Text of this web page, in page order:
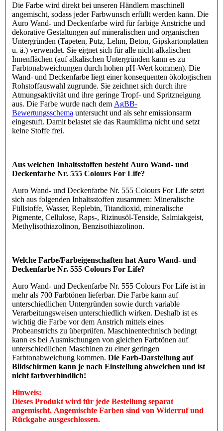
Die Farbe wird direkt bei unseren Händlern maschinell
angemischt, sodass jeder Farbwunsch erfüllt werden kann. Die
Auro Wand- und Deckenfarbe wird für farbige Anstriche und
dekorative Gestaltungen auf mineralischen und organischen
Untergründen (Tapeten, Putz, Lehm, Beton, Gipskartonplatten
u. ä.) verwendet. Sie eignet sich für alle nicht-alkalischen
Innenflächen (auf alkalischen Untergründen kann es zu
Farbtonabweichungen durch hohen pH-Wert kommen). Die
Wand- und Deckenfarbe liegt einer konsequenten ökologischen
Rohstoffauswahl zugrunde. Sie zeichnet sich durch ihre
Atmungsaktivität und ihre geringe Tropf- und Spritzneigung
aus. Die Farbe wurde nach dem AgBB-
Bewertungsschema untersucht und als sehr emissionsarm
eingestuft. Damit belastet sie das Raumklima nicht und setzt
keine Stoffe frei.
Aus welchen Inhaltsstoffen besteht Auro Wand- und
Deckenfarbe Nr. 555 Colours For Life?
Auro Wand- und Deckenfarbe Nr. 555 Colours For Life setzt
sich aus folgenden Inhaltsstoffen zusammen: Mineralische
Füllstoffe, Wasser, Replebin, Titandioxid, mineralische
Pigmente, Cellulose, Raps-, Rizinusöl-Tenside, Salmiakgeist,
Methylisothiazolinon, Benzisothiazolinon.
Welche Farbe/Farbeigenschaften hat Auro Wand- und
Deckenfarbe Nr. 555 Colours For Life?
Auro Wand- und Deckenfarbe Nr. 555 Colours For Life ist in
mehr als 700 Farbtönen lieferbar. Die Farbe kann auf
unterschiedlichen Untergründen sowie durch variable
Verarbeitungsweisen unterschiedlich wirken. Deshalb ist es
wichtig die Farbe vor dem Anstrich mittels eines
Probeanstrichs zu überprüfen. Maschinentechnisch bedingt
kann es bei Ausmischungen von gleichen Farbtönen auf
unterschiedlichen Maschinen zu einer geringen
Farbtonabweichung kommen. Die Farb-Darstellung auf
Bildschirmen kann je nach Einstellung abweichen und ist
nicht farbverbindlich!
Hinweis:
Dieses Produkt wird für jede Bestellung separat
angemischt. Angemischte Farben sind von Widerruf und
Rückgabe ausgeschlossen.